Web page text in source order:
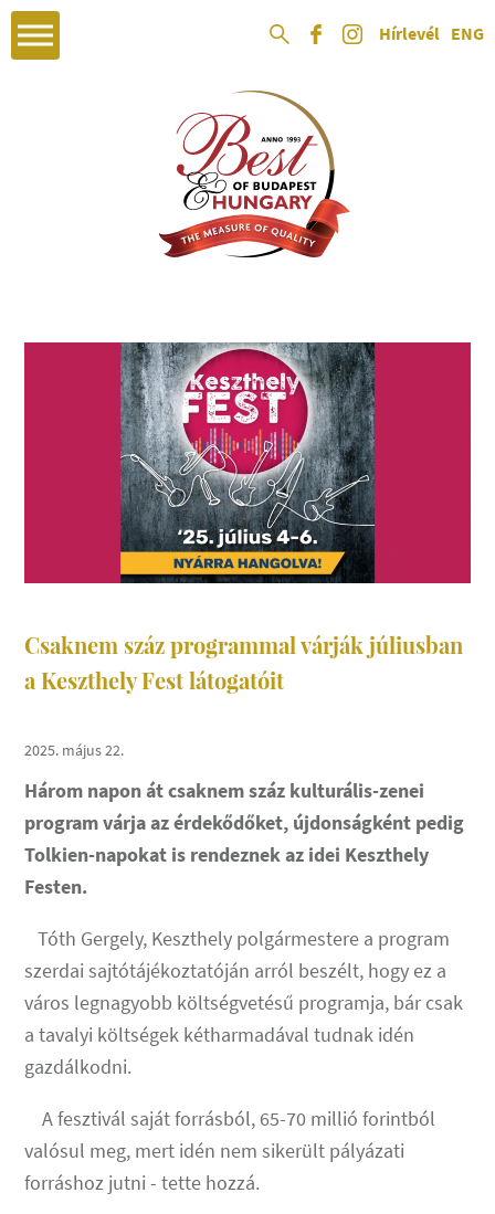
Hírlevél ENG
Csaknem száz programmal várják júliusban
a Keszthely Fest látogatóit
2025. május 22.
Három napon át csaknem száz kulturális-zenei
program várja az érdekődőket, újdonságként pedig
Tolkien-napokat is rendeznek az idei Keszthely
Festen.
Tóth Gergely, Keszthely polgármestere a program
szerdai sajtótájékoztatóján arról beszélt, hogy ez a
város legnagyobb költségvetésű programja, bár csak
a tavalyi költségek kétharmadával tudnak idén
gazdálkodni.
A fesztivál saját forrásból, 65-70 millió forintból
valósul meg, mert idén nem sikerült pályázati
forráshoz jutni - tette hozzá.